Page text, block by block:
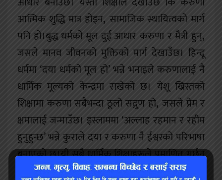
आत्मिक शुद्धि मात्र होइन, सामाजिक स्थायित्वको मार्ग
पनि हो।बुद्ध धर्मको मूल दुई आधार करुणा रमैत्री हुन्,
जसले मानव जीवनको मुक्तिको मार्ग देखाउँछ। हिन्दू
धर्ममा ‘दया धर्मको मूल हो’ भन्ने भनाइले करुणालाई नै
धार्मिक मूल्यको केन्द्रमा राखेको छ। येशू ख्रिस्तको
शिक्षामा करुणा सबैभन्दा ठूलो सद्गुण हो, जसले प्रेम र
क्षमालाई जन्माउँछ। इस्लाममा ‘अल्लाह रहमान र रहीम
हुनुहुन्छ’ भन्ने कुराले दया र करुणा नै ईश्वरको परिभाषा
बनाएको छ।यी सबै धार्मिक शिक्षाहरूले प्रमाणित गर्छन्
— करुणा धर्मभन्दा माथिको सार्वभौमिक मूल्य हो।